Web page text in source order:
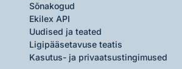
Sõnakogud
Ekilex API
Uudised ja teated
Ligipääsetavuse teatis
Kasutus- ja privaatsustingimused